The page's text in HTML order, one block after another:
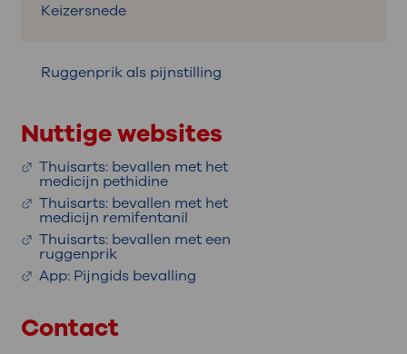
Keizersnede
Ruggenprik als pijnstilling
Nuttige websites
Thuisarts: bevallen met het
medicijn pethidine
Thuisarts: bevallen met het
medicijn remifentanil
Thuisarts: bevallen met een
ruggenprik
App: Pijngids bevalling
Contact